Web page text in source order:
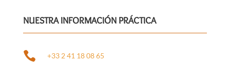
NUESTRA INFORMACIÓN PRÁCTICA
 +33 2 41 18 08 65